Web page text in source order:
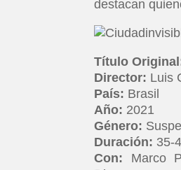
destacan
Título
Director: Luis
País: Brasil
Año: 2021
Género:
Duración: 35-
Con: Marco